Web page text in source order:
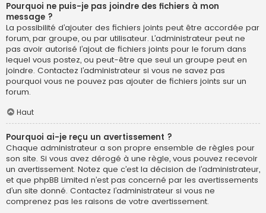
Pourquoi ne puis-je pas joindre des fichiers à mon
message ?
La possibilité d’ajouter des fichiers joints peut être accordée par
forum, par groupe, ou par utilisateur. L’administrateur peut ne
pas avoir autorisé l’ajout de fichiers joints pour le forum dans
lequel vous postez, ou peut-être que seul un groupe peut en
joindre. Contactez l’administrateur si vous ne savez pas
pourquoi vous ne pouvez pas ajouter de fichiers joints sur un
forum.
Haut
Pourquoi ai-je reçu un avertissement ?
Chaque administrateur a son propre ensemble de règles pour
son site. Si vous avez dérogé à une règle, vous pouvez recevoir
un avertissement. Notez que c’est la décision de l’administrateur,
et que phpBB Limited n’est pas concerné par les avertissements
d’un site donné. Contactez l’administrateur si vous ne
comprenez pas les raisons de votre avertissement.